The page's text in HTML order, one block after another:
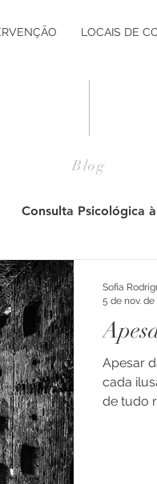
LOCAIS DE
Blog
Consulta Psicológica
Adultos
Desenvolvimento
Enxaqueca e
Depressão
Apesar
cada
de tudo
Sofia
5 de nov. de